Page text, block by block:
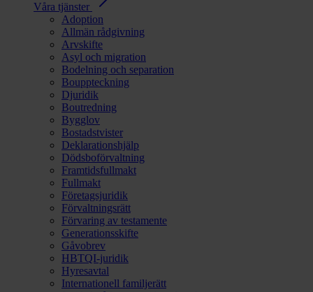
Våra tjänster
Adoption
Allmän rådgivning
Arvskifte
Asyl och migration
Bodelning och separation
Bouppteckning
Djuridik
Boutredning
Bygglov
Bostadstvister
Deklarationshjälp
Dödsboförvaltning
Framtidsfullmakt
Fullmakt
Företagsjuridik
Förvaltningsrätt
Förvaring av testamente
Generationsskifte
Gåvobrev
HBTQI-juridik
Hyresavtal
Internationell familjerätt